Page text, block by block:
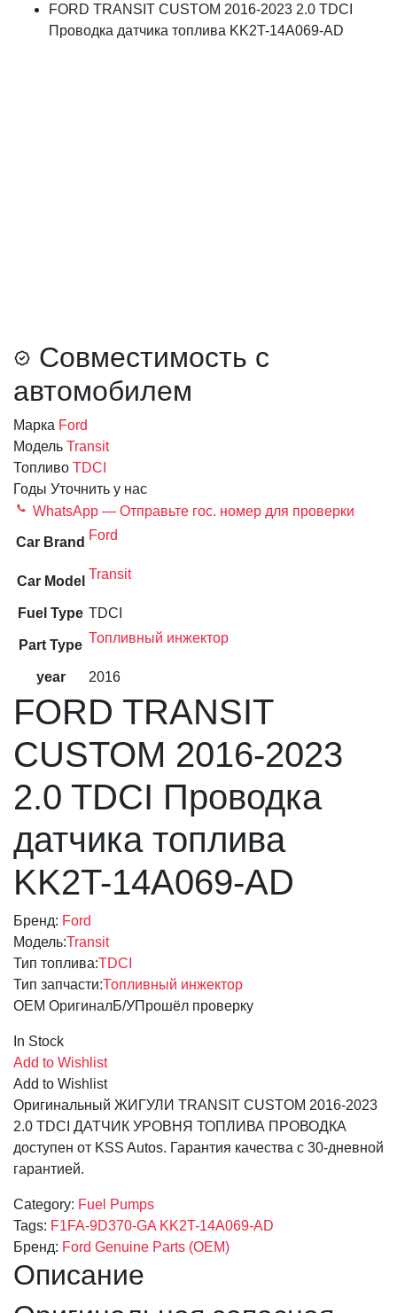
FORD TRANSIT CUSTOM 2016-2023 2.0 TDCI
Проводка датчика топлива KK2T-14A069-AD
Совместимость с
автомобилем
Марка Ford
Модель Transit
Топливо TDCI
Годы Уточнить у нас
WhatsApp — Отправьте гос. номер для проверки
Car Brand Ford
Car Model Transit
Fuel Type TDCI
Part Type Топливный инжектор
year 2016
FORD TRANSIT
CUSTOM 2016-2023
2.0 TDCI Проводка
датчика топлива
KK2T-14A069-AD
Бренд: Ford
Модель:Transit
Тип топлива:TDCI
Тип запчасти:Топливный инжектор
OEM ОригиналБ/УПрошёл проверку
In Stock
Add to Wishlist
Add to Wishlist
Оригинальный ЖИГУЛИ TRANSIT CUSTOM 2016-2023
2.0 TDCI ДАТЧИК УРОВНЯ ТОПЛИВА ПРОВОДКА
доступен от KSS Autos. Гарантия качества с 30-дневной
гарантией.
Category: Fuel Pumps
Tags: F1FA-9D370-GA KK2T-14A069-AD
Бренд: Ford Genuine Parts (OEM)
Описание